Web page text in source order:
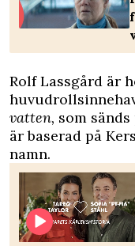
Rolf Lassgård är
vatten, som sänds
är baserad på
namn.